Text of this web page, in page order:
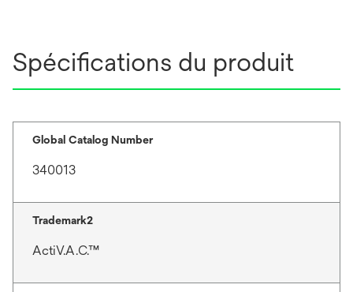
Spécifications du produit
Global Catalog Number
340013
Trademark2
ActiV.A.C.™